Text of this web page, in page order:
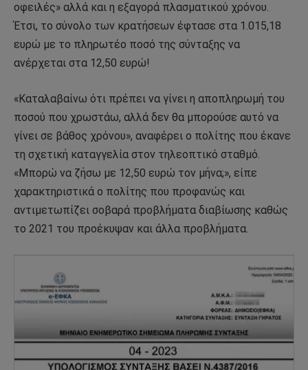
οφειλές» αλλά και η εξαγορά πλασματικού χρόνου.
Έτσι, το σύνολο των κρατήσεων έφτασε στα 1.015,18
ευρώ με το πληρωτέο ποσό της σύνταξης να
ανέρχεται στα 12,50 ευρώ!
«Καταλαβαίνω ότι πρέπει να γίνει η αποπληρωμή του
ποσού που χρωστάω, αλλά δεν θα μπορούσε αυτό να
γίνει σε βάθος χρόνου», αναφέρει ο πολίτης που έκανε
τη σχετική καταγγελία στον τηλεοπτικό σταθμό.
«Μπορώ να ζήσω με 12,50 ευρώ τον μήνα;», είπε
χαρακτηριστικά ο πολίτης που προφανώς και
αντιμετωπίζει σοβαρά προβλήματα διαβίωσης καθώς
το 2021 του προέκυψαν και άλλα προβλήματα.